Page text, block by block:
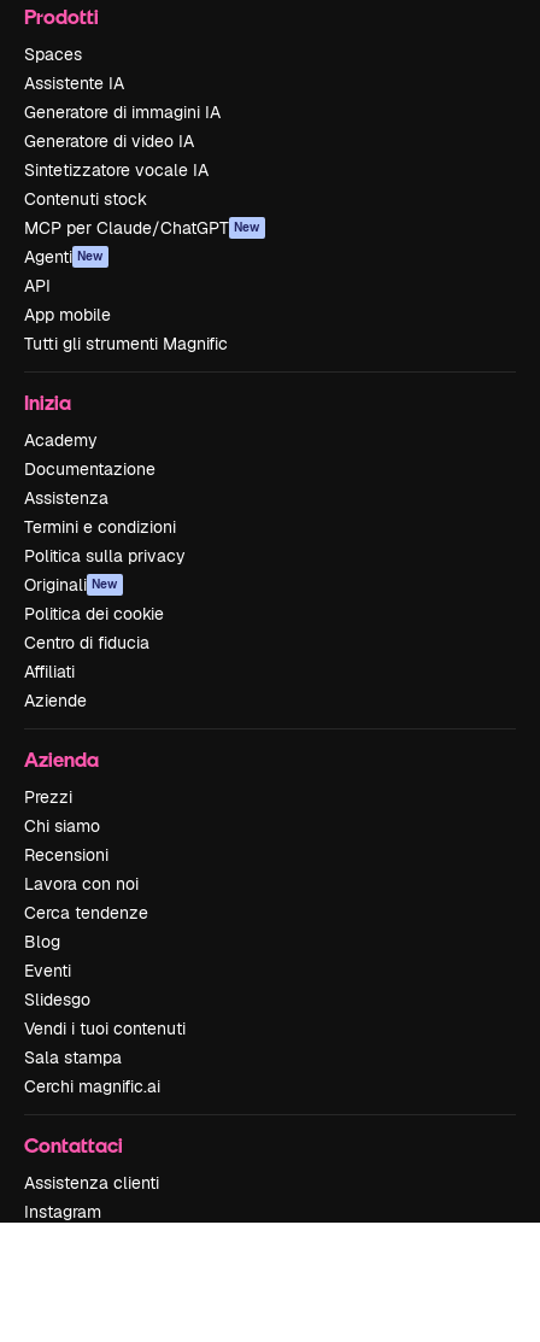
Prodotti
Spaces
Assistente IA
Generatore di immagini IA
Generatore di video IA
Sintetizzatore vocale IA
Contenuti stock
MCP per Claude/ChatGPT New
Agenti New
API
App mobile
Tutti gli strumenti Magnific
Inizia
Academy
Documentazione
Assistenza
Termini e condizioni
Politica sulla privacy
Originali New
Politica dei cookie
Centro di fiducia
Affiliati
Aziende
Azienda
Prezzi
Chi siamo
Recensioni
Lavora con noi
Cerca tendenze
Blog
Eventi
Slidesgo
Vendi i tuoi contenuti
Sala stampa
Cerchi magnific.ai
Contattaci
Assistenza clienti
Instagram